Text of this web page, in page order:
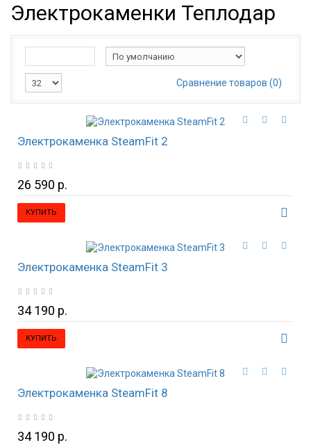
Электрокаменки Теплодар
Сравнение товаров (0)
Электрокаменка SteamFit 2
26 590 р.
КУПИТЬ
Электрокаменка SteamFit 3
34 190 р.
КУПИТЬ
Электрокаменка SteamFit 8
34 190 р.